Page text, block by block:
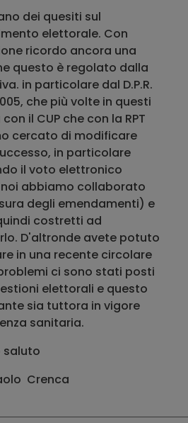
dei quesiti sul
elettorale. Con
ricordo ancora una
questo è regolato dalla
in particolare dal D.P.R.
che più volte in questi
il CUP che con la RPT
cercato di modificare
in particolare
il voto elettronico
abbiamo collaborato
degli emendamenti) e
costretti ad
D'altronde avete potuto
in una recente circolare
ci sono stati posti
elettorali e questo
sia tuttora in vigore
sanitaria.
saluto
Crenca